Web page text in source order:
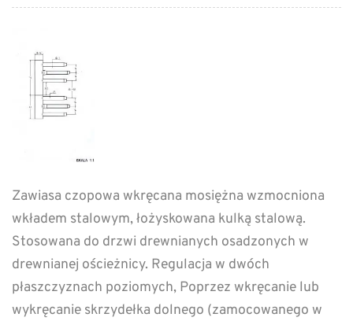
Zawiasa czopowa wkręcana mosiężna wzmocniona
wkładem stalowym, łożyskowana kulką stalową.
Stosowana do drzwi drewnianych osadzonych w
drewnianej ościeżnicy. Regulacja w dwóch
płaszczyznach poziomych, Poprzez wkręcanie lub
wykręcanie skrzydełka dolnego (zamocowanego w